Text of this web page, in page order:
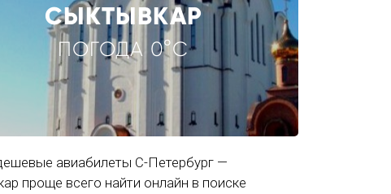
СЫКТЫВКАР
ПОГОДА 0°C
авиабилеты С-Петербург —
проще всего найти онлайн в поиске